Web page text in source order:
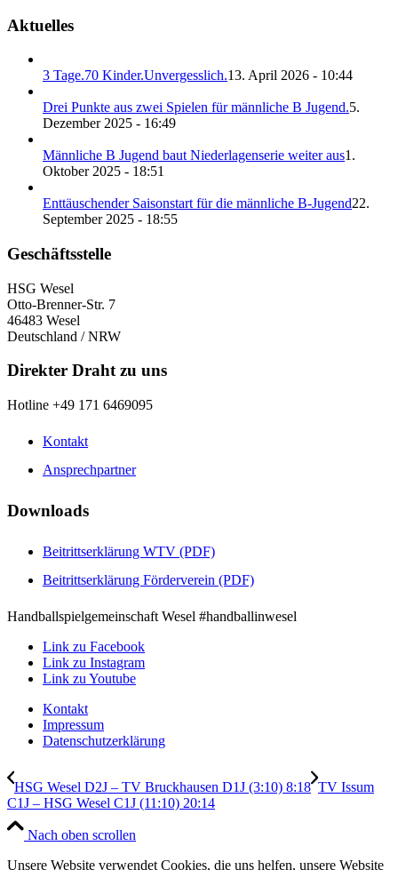
Aktuelles
3 Tage.70 Kinder.Unvergesslich.13. April 2026 - 10:44
Drei Punkte aus zwei Spielen für männliche B Jugend.5.
Dezember 2025 - 16:49
Männliche B Jugend baut Niederlagenserie weiter aus1.
Oktober 2025 - 18:51
Enttäuschender Saisonstart für die männliche B-Jugend22.
September 2025 - 18:55
Geschäftsstelle
HSG Wesel
Otto-Brenner-Str. 7
46483 Wesel
Deutschland / NRW
Direkter Draht zu uns
Hotline +49 171 6469095
Kontakt
Ansprechpartner
Downloads
Beitrittserklärung WTV (PDF)
Beitrittserklärung Förderverein (PDF)
Handballspielgemeinschaft Wesel #handballinwesel
Link zu Facebook
Link zu Instagram
Link zu Youtube
Kontakt
Impressum
Datenschutzerklärung
HSG Wesel D2J – TV Bruckhausen D1J (3:10) 8:18 TV Issum
C1J – HSG Wesel C1J (11:10) 20:14
Nach oben scrollen
Unsere Website verwendet Cookies, die uns helfen, unsere Website